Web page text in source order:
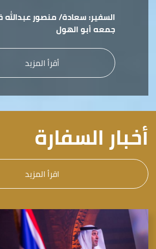
السفير: سعادة/ منصور عبدالله
جمعه أبو الهول
أقرأ المزيد
أخبار السفارة
اقرأ المزيد